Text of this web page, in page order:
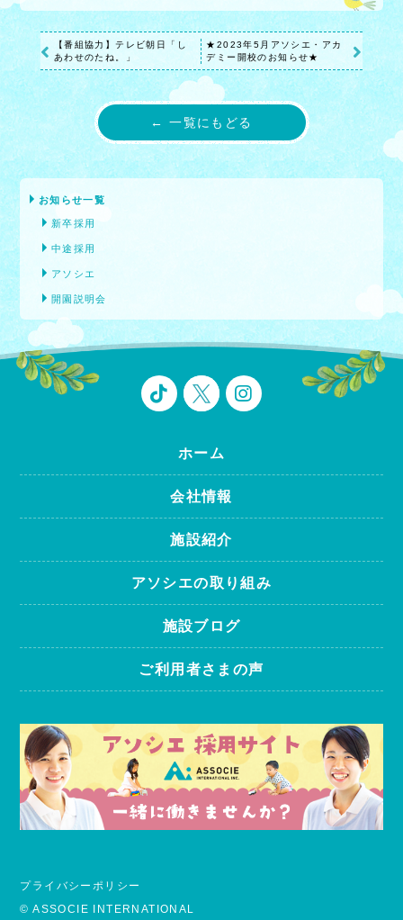
【番組協力】テレビ朝日「し
あわせのたね。」
★2023年5月アソシエ・アカ
デミー開校のお知らせ★
← 一覧にもどる
お知らせ一覧
新卒採用
中途採用
アソシエ
開園説明会
ホーム
会社情報
施設紹介
アソシエの取り組み
施設ブログ
ご利用者さまの声
プライバシーポリシー
© ASSOCIE INTERNATIONAL